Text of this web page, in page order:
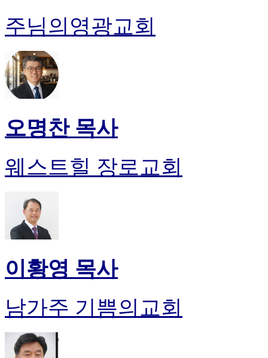
주님의영광교회
오명찬 목사
웨스트힐 장로교회
이황영 목사
남가주 기쁨의교회